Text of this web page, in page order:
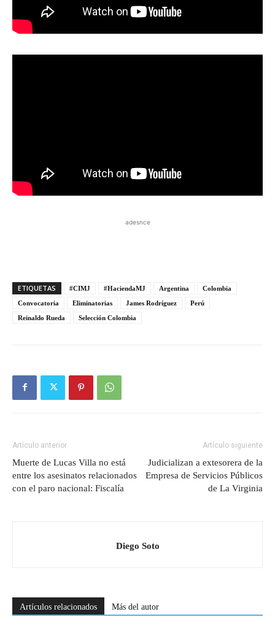
adesnce
ETIQUETAS #CIMJ #HaciendaMJ Argentina
Colombia
Convocatoria
Eliminatorias James Rodríguez
Perú
Reinaldo Rueda
Selección Colombia
Artículo anterior
Muerte de Lucas Villa no está
entre los asesinatos relacionados
con el paro nacional: Fiscalía
Artículo siguiente
Judicializan a extesorera de la
Empresa de Servicios Públicos
de La Virginia
Diego Soto
Artículos relacionados Más del autor